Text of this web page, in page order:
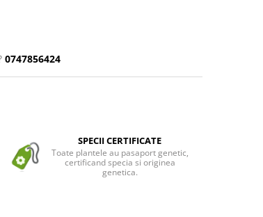
0747856424
SPECII CERTIFICATE
Toate plantele au pasaport genetic,
certificand specia si originea
genetica.